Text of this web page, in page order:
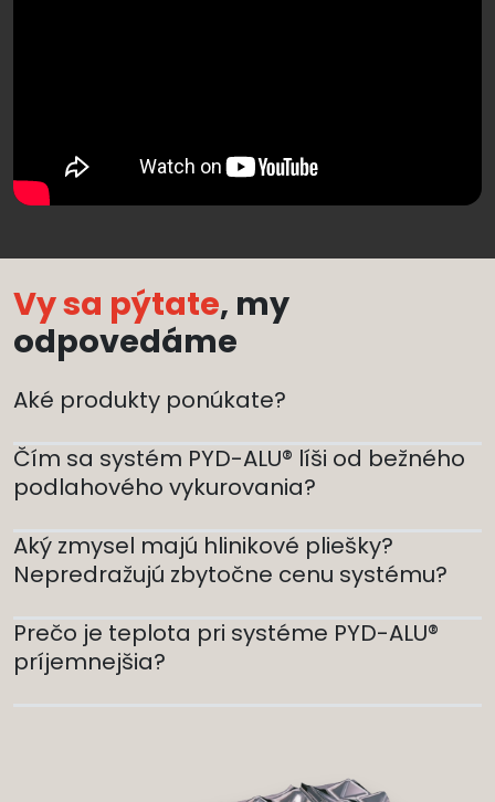
Vy sa pýtate, my
odpovedáme
Aké produkty ponúkate?
Čím sa systém PYD-ALU® líši od bežného
podlahového vykurovania?
Aký zmysel majú hlinikové pliešky?
Nepredražujú zbytočne cenu systému?
Prečo je teplota pri systéme PYD-ALU®
príjemnejšia?